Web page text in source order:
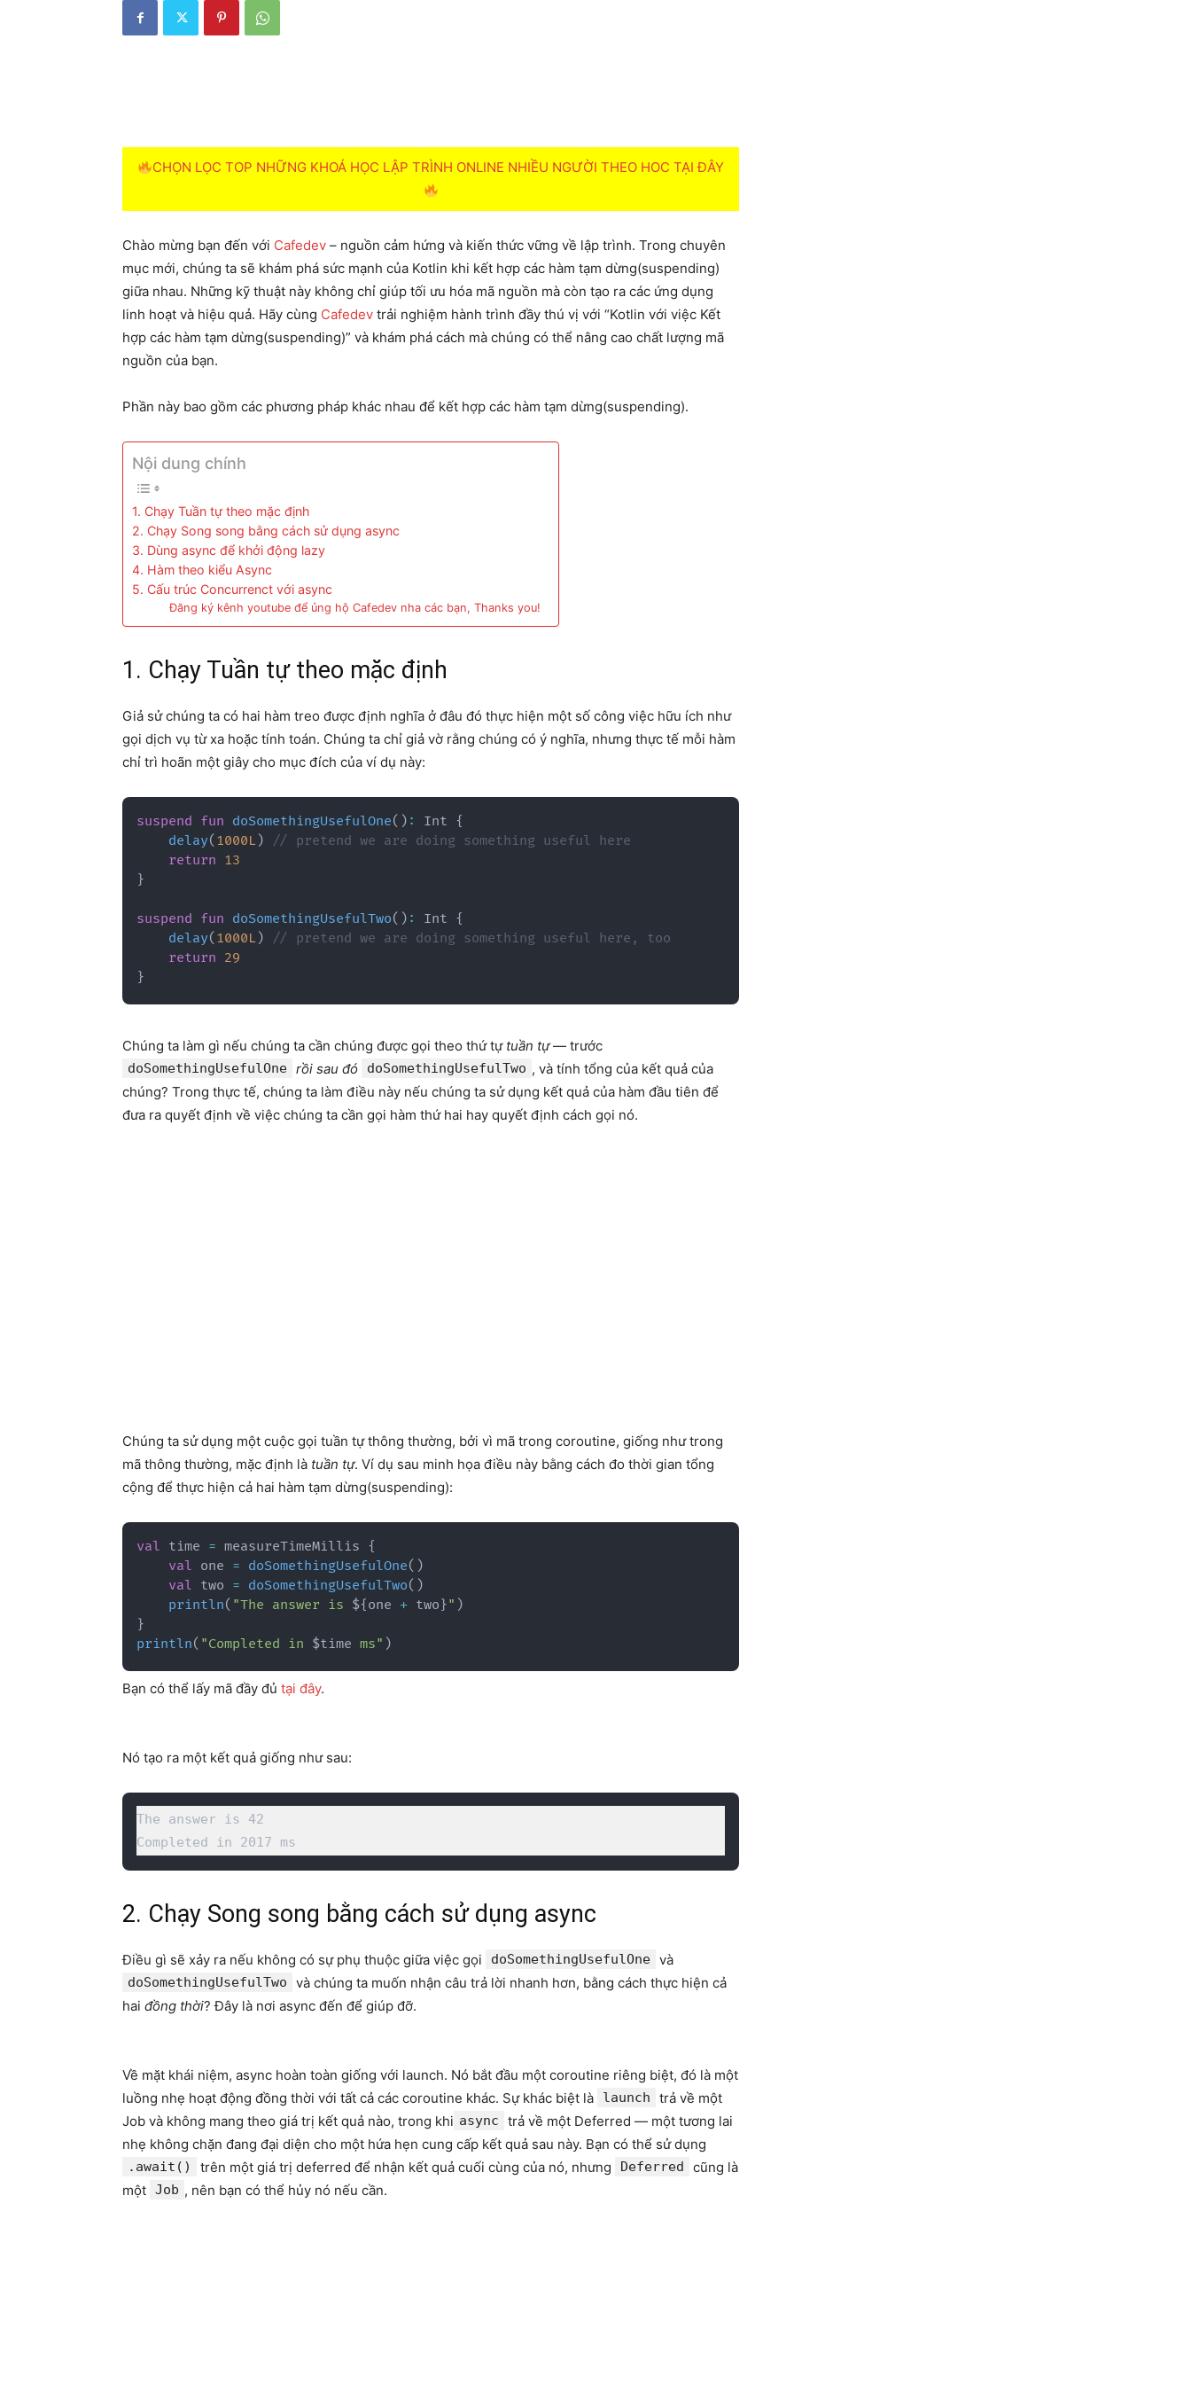
CHỌN LỌC TOP NHỮNG KHOÁ HỌC LẬP TRÌNH ONLINE NHIỀU NGƯỜI THEO HOC TẠI ĐÂY
Chào mừng bạn đến với Cafedev – nguồn cảm hứng và kiến thức vững về lập trình. Trong chuyên
mục mới, chúng ta sẽ khám phá sức mạnh của Kotlin khi kết hợp các hàm tạm dừng(suspending)
giữa nhau. Những kỹ thuật này không chỉ giúp tối ưu hóa mã nguồn mà còn tạo ra các ứng dụng
linh hoạt và hiệu quả. Hãy cùng Cafedev trải nghiệm hành trình đầy thú vị với “Kotlin với việc Kết
hợp các hàm tạm dừng(suspending)” và khám phá cách mà chúng có thể nâng cao chất lượng mã
nguồn của bạn.
Phần này bao gồm các phương pháp khác nhau để kết hợp các hàm tạm dừng(suspending).
Nội dung chính
1. Chạy Tuần tự theo mặc định
2. Chạy Song song bằng cách sử dụng async
3. Dùng async để khởi động lazy
4. Hàm theo kiểu Async
5. Cấu trúc Concurrenct với async
Đăng ký kênh youtube để ủng hộ Cafedev nha các bạn, Thanks you!
1. Chạy Tuần tự theo mặc định
Giả sử chúng ta có hai hàm treo được định nghĩa ở đâu đó thực hiện một số công việc hữu ích như
gọi dịch vụ từ xa hoặc tính toán. Chúng ta chỉ giả vờ rằng chúng có ý nghĩa, nhưng thực tế mỗi hàm
chỉ trì hoãn một giây cho mục đích của ví dụ này:
suspend fun doSomethingUsefulOne( ) : Int {
delay( 1000L)
// pretend we are doing something useful here
return 13
}
suspend fun doSomethingUsefulTwo( ) : Int {
delay( 1000L)
// pretend we are doing something useful here, too
return 29
}
Chúng ta làm gì nếu chúng ta cần chúng được gọi theo thứ tự tuần tự— trước
doSomethingUsefulOne rồi sau đó doSomethingUsefulTwo , và tính tổng của kết quả của
chúng? Trong thực tế, chúng ta làm điều này nếu chúng ta sử dụng kết quả của hàm đầu tiên để
đưa ra quyết định về việc chúng ta cần gọi hàm thứ hai hay quyết định cách gọi nó.
Chúng ta sử dụng một cuộc gọi tuần tự thông thường, bởi vì mã trong coroutine, giống như trong
mã thông thường, mặc định là tuần tự. Ví dụ sau minh họa điều này bằng cách đo thời gian tổng
cộng để thực hiện cả hai hàm tạm dừng(suspending):
val time = measureTimeMillis {
val one = doSomethingUsefulOne( )
val two = doSomethingUsefulTwo( )
println( "The answer is ${one + two}" )
}
println( "Completed in $time ms" )
Bạn có thể lấy mã đầy đủ tại đây.
Nó tạo ra một kết quả giống như sau:
The answer is 42
Completed in 2017 ms
2. Chạy Song song bằng cách sử dụng async
Điều gì sẽ xảy ra nếu không có sự phụ thuộc giữa việc gọi doSomethingUsefulOne và
doSomethingUsefulTwo
và chúng ta muốn nhận câu trả lời nhanh hơn, bằng cách thực hiện cả
hai đồng thời? Đây là nơi async đến để giúp đỡ.
Về mặt khái niệm, async hoàn toàn giống với launch. Nó bắt đầu một coroutine riêng biệt, đó là một
luồng nhẹ hoạt động đồng thời với tất cả các coroutine khác. Sự khác biệt là
launch
trả về một
Job và không mang theo giá trị kết quả nào, trong khi async
trả về một Deferred — một tương lai
nhẹ không chặn đang đại diện cho một hứa hẹn cung cấp kết quả sau này. Bạn có thể sử dụng
.await() trên một giá trị deferred để nhận kết quả cuối cùng của nó, nhưng Deferred
cũng là
một Job , nên bạn có thể hủy nó nếu cần.